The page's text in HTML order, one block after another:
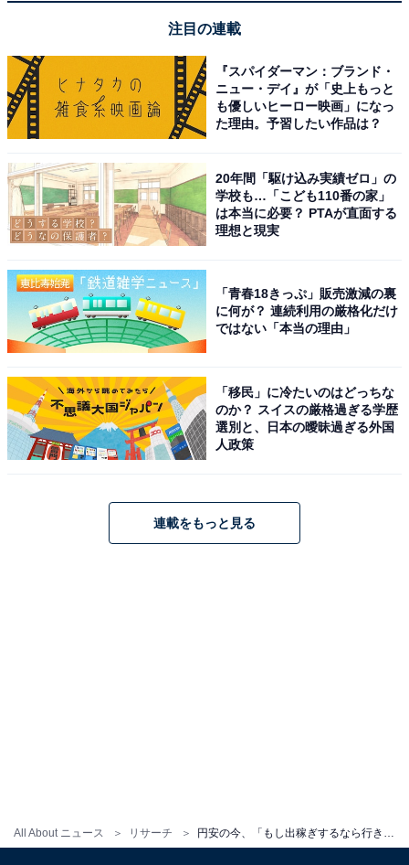
All About ニュース リサーチ 円安の今、「もし出稼ぎするなら行きたい国」ランキング！ 2位は「オーストラリア」、では1位は？
注目の連載
『スパイダーマン：ブランド・
ニュー・デイ』が「史上もっと
も優しいヒーロー映画」になっ
た理由。予習したい作品は？
20年間「駆け込み実績ゼロ」の
学校も…「こども110番の家」
は本当に必要？ PTAが直面する
理想と現実
「青春18きっぷ」販売激減の裏
に何が？ 連続利用の厳格化だけ
ではない「本当の理由」
「移民」に冷たいのはどっちな
のか？ スイスの厳格過ぎる学歴
選別と、日本の曖昧過ぎる外国
人政策
連載をもっと見る